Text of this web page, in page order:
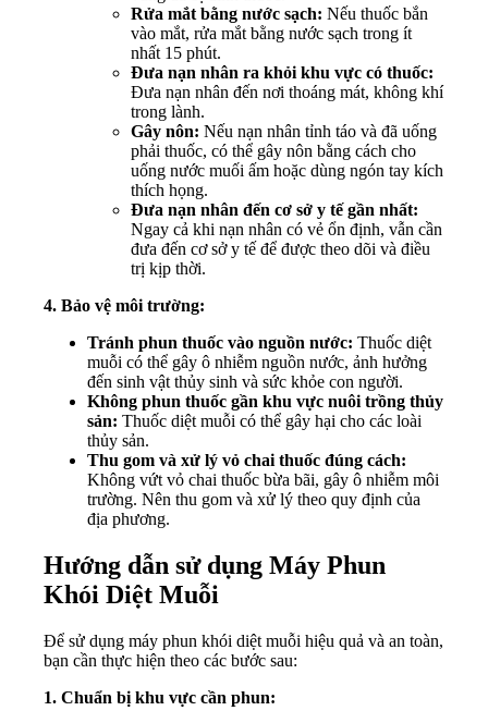
Rửa mắt bằng nước sạch: Nếu thuốc bắn
vào mắt, rửa mắt bằng nước sạch trong ít
nhất 15 phút.
Đưa nạn nhân ra khỏi khu vực có thuốc:
Đưa nạn nhân đến nơi thoáng mát, không khí
trong lành.
Gây nôn: Nếu nạn nhân tỉnh táo và đã uống
phải thuốc, có thể gây nôn bằng cách cho
uống nước muối ấm hoặc dùng ngón tay kích
thích họng.
Đưa nạn nhân đến cơ sở y tế gần nhất:
Ngay cả khi nạn nhân có vẻ ổn định, vẫn cần
đưa đến cơ sở y tế để được theo dõi và điều
trị kịp thời.
4. Bảo vệ môi trường:
Tránh phun thuốc vào nguồn nước: Thuốc diệt
muỗi có thể gây ô nhiễm nguồn nước, ảnh hưởng
đến sinh vật thủy sinh và sức khỏe con người.
Không phun thuốc gần khu vực nuôi trồng thủy
sản: Thuốc diệt muỗi có thể gây hại cho các loài
thủy sản.
Thu gom và xử lý vỏ chai thuốc đúng cách:
Không vứt vỏ chai thuốc bừa bãi, gây ô nhiễm môi
trường. Nên thu gom và xử lý theo quy định của
địa phương.
Hướng dẫn sử dụng Máy Phun
Khói Diệt Muỗi
Để sử dụng máy phun khói diệt muỗi hiệu quả và an toàn,
bạn cần thực hiện theo các bước sau:
1. Chuẩn bị khu vực cần phun: